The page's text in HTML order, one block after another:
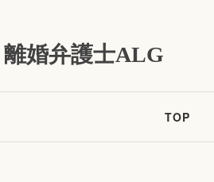
離婚弁護士ALG
TOP